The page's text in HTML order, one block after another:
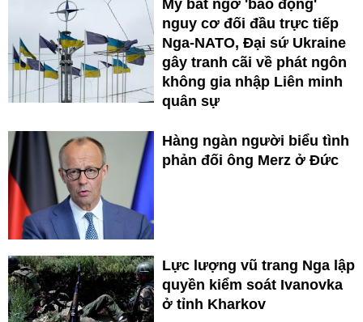
Mỹ bất ngờ 'báo động'
nguy cơ đối đầu trực tiếp
Nga-NATO, Đại sứ Ukraine
gây tranh cãi về phát ngôn
không gia nhập Liên minh
quân sự
Hàng ngàn người biểu tình
phản đối ông Merz ở Đức
Lực lượng vũ trang Nga lập
quyền kiểm soát Ivanovka
ở tỉnh Kharkov